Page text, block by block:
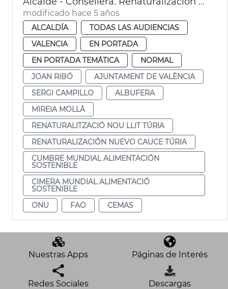
modificado hace 5 años
ALCALDÍA
TODAS LAS AUDIENCIAS
VALENCIA
EN PORTADA
EN PORTADA TEMÁTICA
NORMAL
JOAN RIBÓ
AJUNTAMENT DE VALÈNCIA
SERGI CAMPILLO
ALBUFERA
MIREIA MOLLÀ
RENATURALITZACIÓ NOU LLIT TÚRIA
RENATURALIZACIÓN NUEVO CAUCE TÚRIA
CUMBRE MUNDIAL ALIMENTACIÓN
SOSTENIBLE
CIMERA MUNDIAL ALIMENTACIÓ
SOSTENIBLE
ONU
FAO CEMAS
Nuestras Apps Páginas de Interés
Redes Sociales Descargas